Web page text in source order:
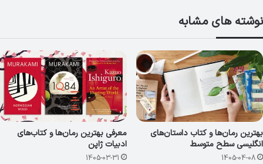
نوشته های مشابه
بهترین رمان‌ها و کتاب داستان‌های
انگلیسی سطح متوسط
1405-04-08
معرفی بهترین رمان‌ها و کتاب‌های
ادبیات ژاپن
1405-03-31